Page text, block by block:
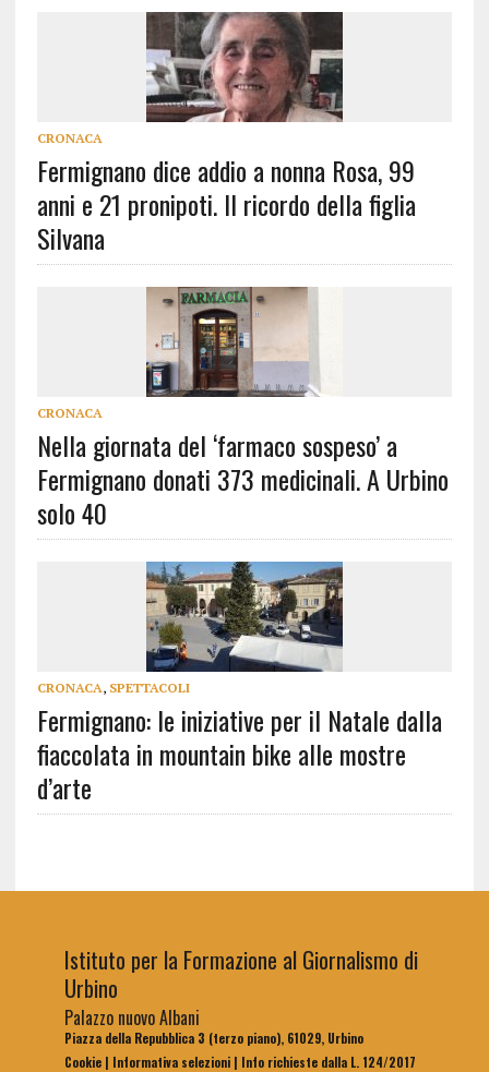
CRONACA
Fermignano dice addio a nonna Rosa, 99
anni e 21 pronipoti. Il ricordo della figlia
Silvana
CRONACA
Nella giornata del ‘farmaco sospeso’ a
Fermignano donati 373 medicinali. A Urbino
solo 40
CRONACA, SPETTACOLI
Fermignano: le iniziative per il Natale dalla
fiaccolata in mountain bike alle mostre
d’arte
Istituto per la Formazione al Giornalismo di
Urbino
Palazzo nuovo Albani
Piazza della Repubblica 3 (terzo piano), 61029, Urbino
Cookie| Informativa selezioni| Info richieste dalla L. 124/2017